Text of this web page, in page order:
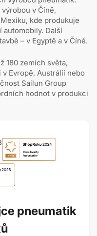
v Číně,
kde produkuje
automobily. Další
–⁠⁠⁠⁠ ⁠⁠v Egyptě a v Číně.
180 zemích světa,
Evropě, Austrálii nebo
Sailun Group
hodnot v produkci
pneumatik